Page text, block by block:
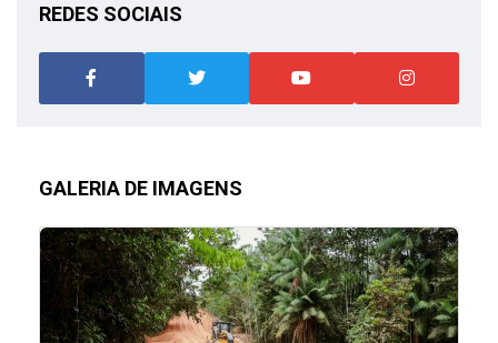
REDES SOCIAIS
GALERIA DE IMAGENS